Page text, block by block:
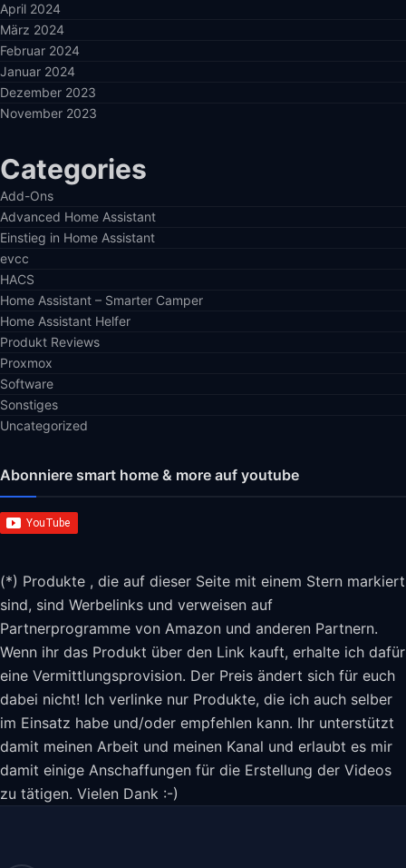
April 2024
März 2024
Februar 2024
Januar 2024
Dezember 2023
November 2023
Categories
Add-Ons
Advanced Home Assistant
Einstieg in Home Assistant
evcc
HACS
Home Assistant – Smarter Camper
Home Assistant Helfer
Produkt Reviews
Proxmox
Software
Sonstiges
Uncategorized
Abonniere smart home & more auf youtube
(*) Produkte , die auf dieser Seite mit einem Stern markiert
sind, sind Werbelinks und verweisen auf
Partnerprogramme von Amazon und anderen Partnern.
Wenn ihr das Produkt über den Link kauft, erhalte ich dafür
eine Vermittlungsprovision. Der Preis ändert sich für euch
dabei nicht! Ich verlinke nur Produkte, die ich auch selber
im Einsatz habe und/oder empfehlen kann. Ihr unterstützt
damit meinen Arbeit und meinen Kanal und erlaubt es mir
damit einige Anschaffungen für die Erstellung der Videos
zu tätigen. Vielen Dank :-)